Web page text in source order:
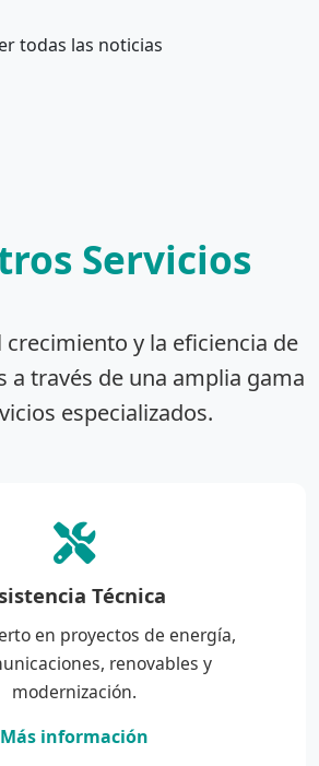
todas las noticias
Servicios
y la eficiencia de
a través de una amplia gama
especializados.
Técnica
en proyectos de energía,
renovables y
modernización.
Más información